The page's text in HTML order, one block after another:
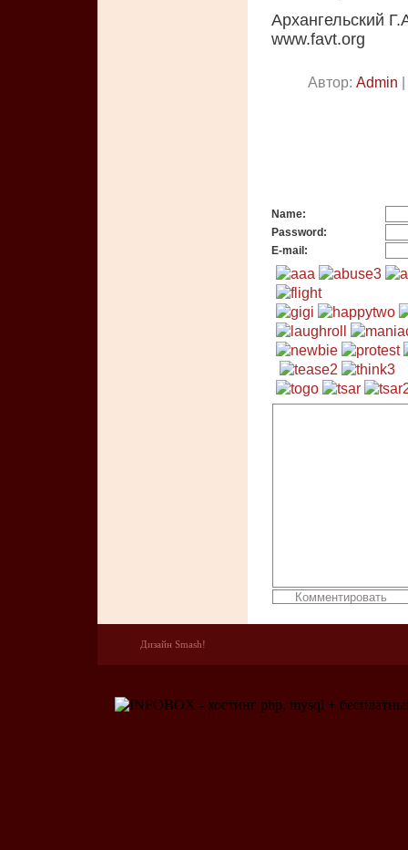
Архангельский
www.favt.org
Автор: Admin
Name:
Password:
E-mail:
Дизайн Smash!